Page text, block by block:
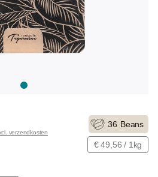
verzendkosten
36 Beans
€ 49,56 / 1kg